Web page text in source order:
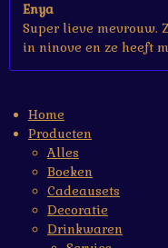
Enya
Super lieve mevrouw.
in ninove en ze heeft
Home
Producten
Alles
Boeken
Cadeausets
Decoratie
Drinkwaren